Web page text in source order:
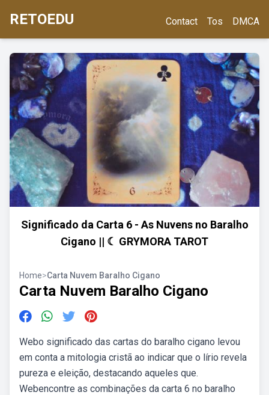
RETOEDU Contact Tos DMCA
Significado da Carta 6 - As Nuvens no Baralho
Cigano || ☾ GRYMORA TAROT
Home>Carta Nuvem Baralho Cigano
Carta Nuvem Baralho Cigano
Webo significado das cartas do baralho cigano levou
em conta a mitologia cristã ao indicar que o lírio revela
pureza e eleição, destacando aqueles que.
Webencontre as combinações da carta 6 no baralho